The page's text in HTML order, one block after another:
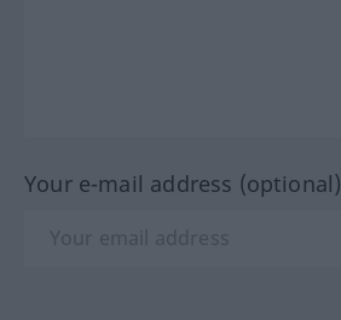
Your e-mail address (optional)